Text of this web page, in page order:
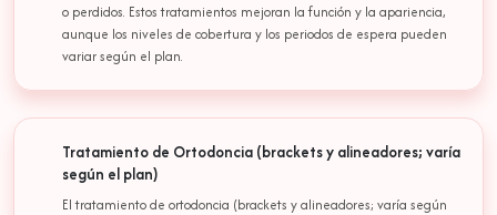
o perdidos. Estos tratamientos mejoran la función y la apariencia,
aunque los niveles de cobertura y los periodos de espera pueden
variar según el plan.
Tratamiento de Ortodoncia (brackets y alineadores; varía
según el plan)
El tratamiento de ortodoncia (brackets y alineadores; varía según